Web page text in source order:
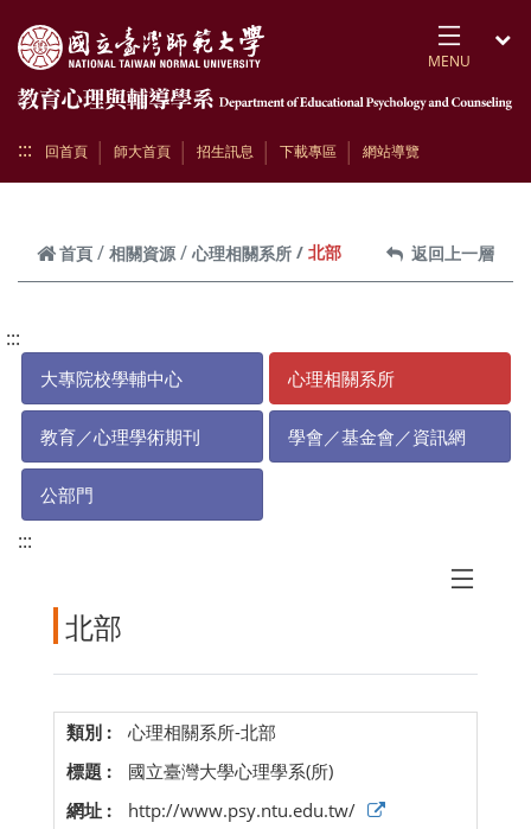
MENU
::: 回首頁 師大首頁 招生訊息 下載專區 網站導覽
首頁 相關資源 心理相關系所 北部 返回上一層
:::
大專院校學輔中心 心理相關系所
教育／心理學術期刊 學會／基金會／資訊網
公部門
:::
北部
心理相關系所-北部
國立臺灣大學心理學系(所)
http://www.psy.ntu.edu.tw/